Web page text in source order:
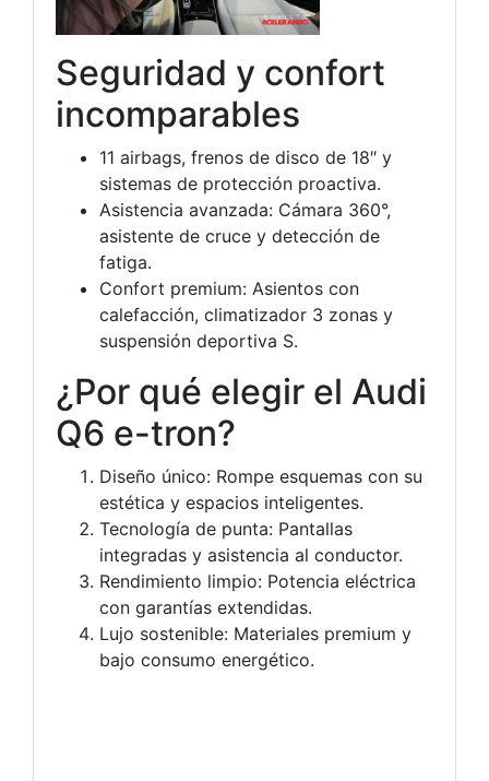
Seguridad y confort
incomparables
11 airbags, frenos de disco de 18″ y
sistemas de protección proactiva.
Asistencia avanzada: Cámara 360°,
asistente de cruce y detección de
fatiga.
Confort premium: Asientos con
calefacción, climatizador 3 zonas y
suspensión deportiva S.
¿Por qué elegir el Audi
Q6 e-tron?
Diseño único: Rompe esquemas con su
estética y espacios inteligentes.
Tecnología de punta: Pantallas
integradas y asistencia al conductor.
Rendimiento limpio: Potencia eléctrica
con garantías extendidas.
Lujo sostenible: Materiales premium y
bajo consumo energético.